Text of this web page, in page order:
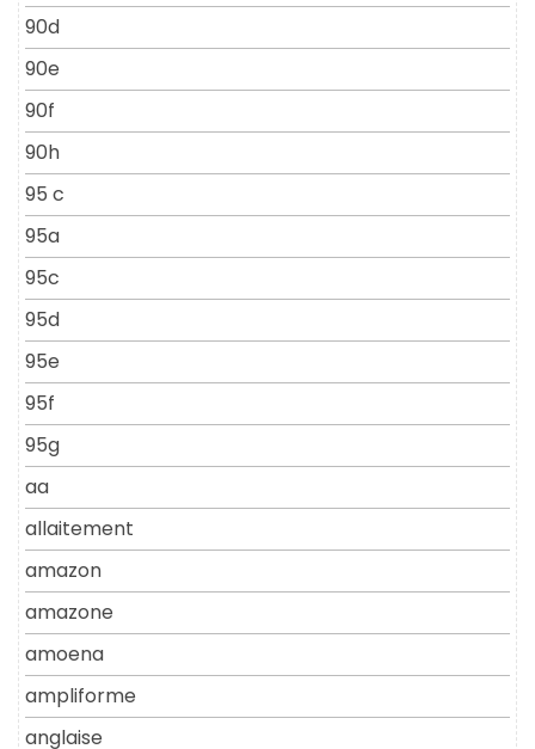
90d
90e
90f
90h
95 c
95a
95c
95d
95e
95f
95g
aa
allaitement
amazon
amazone
amoena
ampliforme
anglaise